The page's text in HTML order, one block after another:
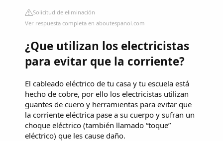
Solicitud de eliminación
Ver respuesta completa en aboutespanol.com
¿Que utilizan los electricistas
para evitar que la corriente?
El cableado eléctrico de tu casa y tu escuela está
hecho de cobre, por ello los electricistas utilizan
guantes de cuero y herramientas para evitar que
la corriente eléctrica pase a su cuerpo y sufran un
choque eléctrico (también llamado “toque”
eléctrico) que les cause daño.